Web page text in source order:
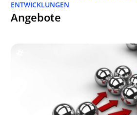
ENTWICKLUNGEN
Angebote